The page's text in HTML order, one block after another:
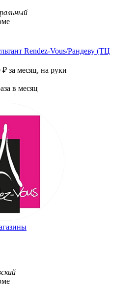
Rendez-Vous/Рандеву (ТЦ
₽ за месяц, на руки
в месяц